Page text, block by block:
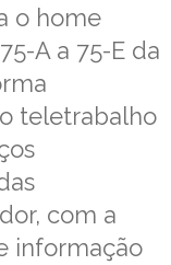
o home
A a 75-E da
teletrabalho
com a
informação